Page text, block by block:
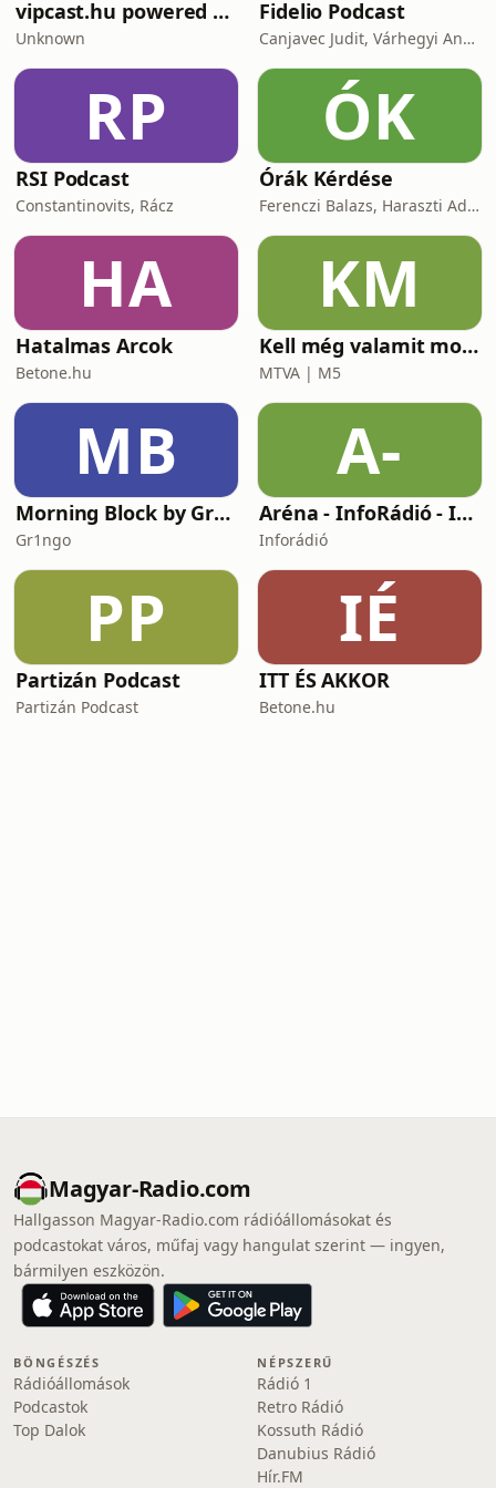
vipcast.hu powered by Media1
Unknown
Fidelio Podcast
Canjavec Judit, Várhegyi András, Gyürke Kata, Tompa Diána, Vass Antónia
RP
RSI Podcast
Constantinovits, Rácz
ÓK
Órák Kérdése
Ferenczi Balazs, Haraszti Adam
HA
Hatalmas Arcok
Betone.hu
KM
Kell még valamit mondanom, Ildikó?
MTVA | M5
MB
Morning Block by Gr1ngo
Gr1ngo
A-
Aréna - InfoRádió - Infostart.hu
Inforádió
PP
Partizán Podcast
Partizán Podcast
IÉ
ITT ÉS AKKOR
Betone.hu
Magyar-Radio.com
Hallgasson Magyar-Radio.com rádióállomásokat és
podcastokat város, műfaj vagy hangulat szerint — ingyen,
bármilyen eszközön.
BÖNGÉSZÉS
Rádióállomások
Podcastok
Top Dalok
NÉPSZERŰ
Rádió 1
Retro Rádió
Kossuth Rádió
Danubius Rádió
Hír.FM